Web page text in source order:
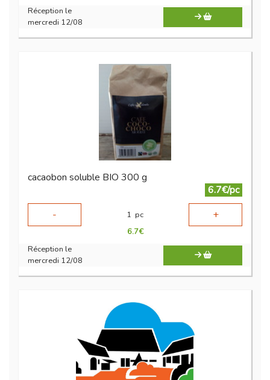
Réception le
mercredi 12/08
cacaobon soluble BIO 300 g
6.7€/pc
-
1 pc +
6.7€
Réception le
mercredi 12/08